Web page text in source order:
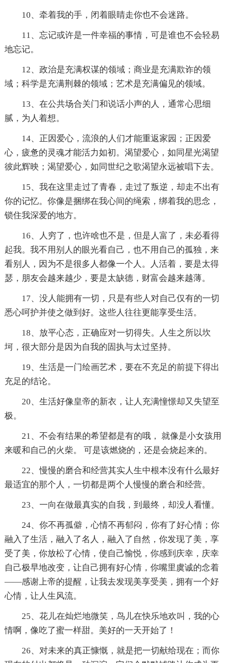
10、牵着我的手，闭着眼睛走你也不会迷路。
11、忘记或许是一件幸福的事情，可是谁也不会轻易
地忘记。
12、政治是充满权谋的领域；商业是充满欺诈的领
域；科学是充满荆棘的领域；艺术是充满偏见的领域。
13、在公共场合关门和说话小声的人，通常心思细
腻，为人着想。
14、正因爱心，流浪的人们才能重返家园；正因爱
心，疲惫的灵魂才能活力如初。渴望爱心，如同星光渴望
彼此辉映；渴望爱心，如同世纪之歌渴望永远被唱下去。
15、我在这里走过了青春，走过了叛逆，却走不出有
你的记忆。你像是捆绑在我心间的绳索，绑着我的思念，
锁住我深爱的地方。
16、人穷了，也许啥也不是，但是人富了，未必看得
起我。我不用别人的眼光看自己，也不用自己的孤独，来
看别人，因为不是很多人都像一个人。人活着，要是太得
瑟，朋友会越来越少，要是太缺德，财富会越来越薄。
17、没人能拥有一切，只是有些人对自己仅有的一切
悉心呵护并使之做到好。这些人往往更能享受生活。
18、放平心态，正确应对一切得失。人生之所以坎
坷，很大部分是因为自我的固执与太过坚持。
19、生活是一门绘画艺术，要在不充足的前提下得出
充足的结论。
20、生活好像皇帝的新衣，让人充满憧憬却又失望至
极。
21、不会有结果的希望都是有的哦， 就像是小女孩用
来暖和自己的火柴。 可是该燃烧的，还是会烧起来的。
22、慢慢的磨合和经营其实人生中根本没有什么最好
最适宜的那个人，一切都是两个人慢慢的磨合和经营。
23、一向在做最真实的自我，到最终，却没人看懂。
24、你不再孤僻，心情不再郁闷，你有了好心情；你
融入了生活，融入了名人，融入了自然，你发现了美，享
受了美，你放松了心情，使自己愉悦，你感到庆幸，庆幸
自己极早地改变，让自己拥有好心情，你嘴里虞诚的念着
——感谢上帝的提醒，让我去发现美享受美，拥有一个好
心情，让人生风流。
25、花儿在灿烂地微笑，鸟儿在快乐地欢叫，我的心
情啊，像吃了蜜一样甜。美好的一天开始了！
26、对未来的真正慷慨，就是把一切献给现在；而你